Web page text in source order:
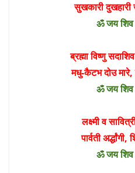
सुखकारी दुखहारी
ॐ जय शिव
ब्रह्मा विष्णु
मधु-कैटभ दो‌उ
ॐ जय शिव
लक्ष्मी व
पार्वती
ॐ जय शिव